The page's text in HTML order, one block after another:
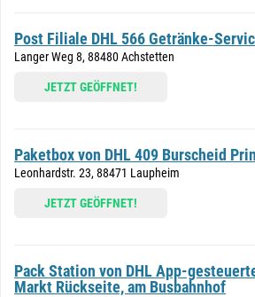
Post Filiale DHL 566 Getränke-
Langer Weg 8, 88480 Achstetten
JETZT GEÖFFNET!
Paketbox von DHL 409 Burscheid
Leonhardstr. 23, 88471 Laupheim
JETZT GEÖFFNET!
Pack Station von DHL App-
Markt Rückseite, am Busbahnhof